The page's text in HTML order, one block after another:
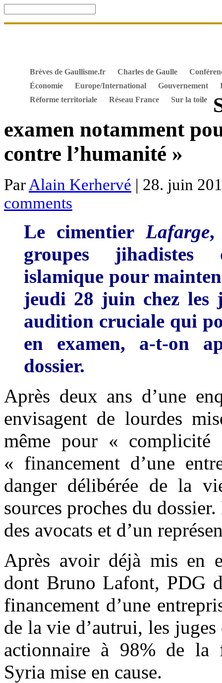
Brèves de Gaullisme.fr
Charles de Gaulle
Économie
Europe/International Gouvernement
Réforme territoriale
Réseau France Sur la toile
examen notamment
contre l’humanité »
Par Alain Kerhervé | 28. juin
comments
Le cimentier Lafarge,
groupes jihadistes
islamique pour
jeudi 28 juin chez les
audition cruciale qui
en examen, a-t-on
dossier.
Après deux ans d’une
envisagent de lourdes
même pour « complicité
« financement d’une
danger délibérée de la
sources proches du
des avocats et d’un
Après avoir déjà mis en
dont Bruno Lafont, PDG
financement d’une
de la vie d’autrui, les
actionnaire à 98% de la
Syria mise en cause.